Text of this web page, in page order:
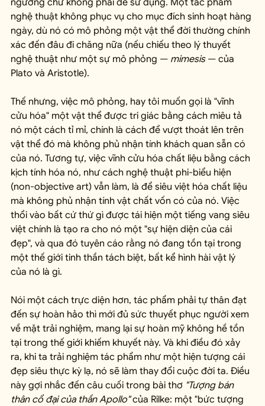
nghệ thuật không phục vụ cho mục đích sinh hoạt hàng
ngày, dù nó có mô phỏng một vật thể đời thường chính
xác đến đâu đi chăng nữa (nếu chiếu theo lý thuyết
nghệ thuật như một sự mô phỏng — mimesis — của
Plato và Aristotle).
Thế nhưng, việc mô phỏng, hay tôi muốn gọi là "vĩnh
cửu hóa" một vật thể được tri giác bằng cách miêu tả
nó một cách tỉ mỉ, chính là cách để vượt thoát lên trên
vật thể đó mà không phủ nhận tính khách quan sẵn có
của nó. Tương tự, việc vĩnh cửu hóa chất liệu bằng cách
kịch tính hóa nó, như cách nghệ thuật phi-biểu hiện
(non-objective art) vẫn làm, là để siêu việt hóa chất liệu
mà không phủ nhận tính vật chất vốn có của nó. Việc
thổi vào bất cứ thứ gì được tái hiện một tiếng vang siêu
việt chính là tạo ra cho nó một "sự hiện diện của cái
đẹp", và qua đó tuyên cáo rằng nó đang tồn tại trong
một thế giới tinh thần tách biệt, bất kể hình hài vật lý
của nó là gì.
Nói một cách trực diện hơn, tác phẩm phải tự thân đạt
đến sự hoàn hảo thì mới đủ sức thuyết phục người xem
về mặt trải nghiệm, mang lại sự hoàn mỹ không hề tồn
tại trong thế giới khiếm khuyết này. Và khi điều đó xảy
ra, khi ta trải nghiệm tác phẩm như một hiện tượng cái
đẹp siêu thực kỳ lạ, nó sẽ làm thay đổi cuộc đời ta. Điều
này gợi nhắc đến câu cuối trong bài thơ "Tượng bán
thân cổ đại của thần Apollo" của Rilke: một "bức tượng